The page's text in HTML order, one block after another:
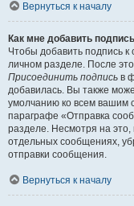
Вернуться к началу
Как мне добавить
Чтобы добавить подпись
личном разделе. После
Присоединить подпись в
добавилась. Вы также
умолчанию ко всем вашим
параграфе «Отправка
разделе. Несмотря на
отдельных сообщениях,
отправки сообщения.
Вернуться к началу